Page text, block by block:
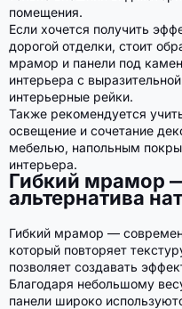
помещения.
Если хочется получить
дорогой отделки, стоит
мрамор и панели под
интерьера с
интерьерные рейки.
Также рекомендуется
освещение и сочетание
мебелью, напольным
интерьера.
Гибкий мрамор
альтернатива
Гибкий мрамор —
который повторяет
позволяет создавать
Благодаря небольшому
панели широко